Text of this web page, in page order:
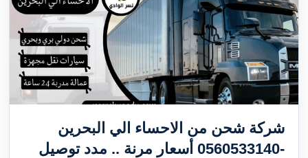
شركة شحن من الاحساء الي البحرين
-0560533140 أسعار مرنة .. مدد توصيل